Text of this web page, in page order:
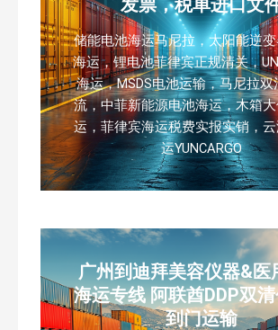
发票，税单进口文
储能电池海运马尼拉，太阳能逆
海运，锂电池菲律宾正规清关，
海运，MSDS电池运输，马尼拉双
流，中菲新能源电池海运，木箱
运，菲律宾海运税费实报实销，
运YUNCARGO
广州到迪拜美容仪器&医
海运专线 阿联酋DDP双
到门运输